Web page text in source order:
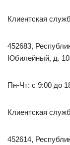
Клиентская
452683,
Юбилейный, д.
Пн-Чт: с 9:00 до
Клиентская
452614,